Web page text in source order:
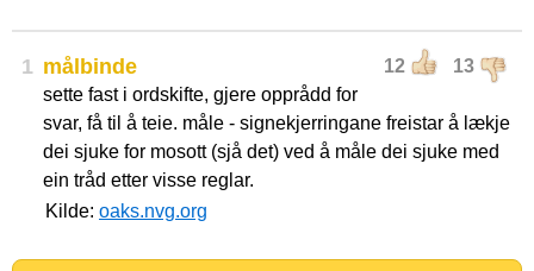
1 12 13
målbinde
sette fast i ordskifte, gjere opprådd for
svar, få til å teie. måle - signekjerringane freistar å lækje
dei sjuke for mosott (sjå det) ved å måle dei sjuke med
ein tråd etter visse reglar.
Kilde: oaks.nvg.org